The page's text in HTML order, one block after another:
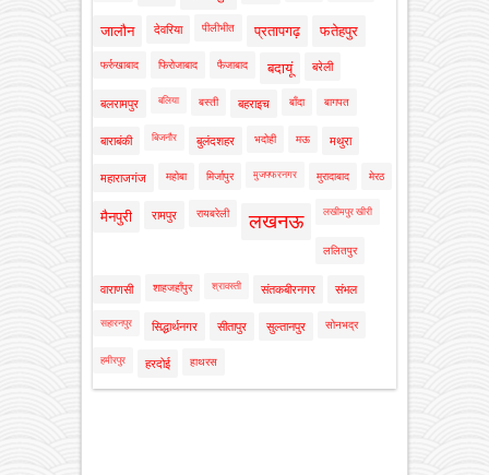
जालौन देवरिया पीलीभीत प्रतापगढ़ फतेहपुर
फर्रुखाबाद फिरोजाबाद फैजाबाद बदायूं बरेली
बलरामपुर बलिया बस्ती बहराइच बाँदा बागपत
बाराबंकी बिजनौर बुलंदशहर भदोही मऊ मथुरा
महाराजगंज महोबा मिर्जापुर मुजफ्फरनगर मुरादाबाद मेरठ
मैनपुरी रामपुर रायबरेली लखनऊ लखीमपुर खीरी
ललितपुर
वाराणसी शाहजहाँपुर श्रावस्ती संतकबीरनगर संभल
सहारनपुर सिद्धार्थनगर सीतापुर सुल्तानपुर सोनभद्र
हमीरपुर हरदोई हाथरस